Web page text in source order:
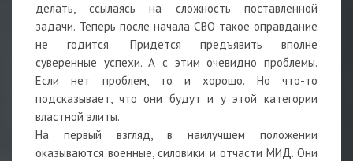
делать, ссылаясь на сложность поставленной
задачи. Теперь после начала СВО такое оправдание
не годится. Придется предъявить вполне
суверенные успехи. А с этим очевидно проблемы.
Если нет проблем, то и хорошо. Но что-то
подсказывает, что они будут и у этой категории
властной элиты.
На первый взгляд, в наилучшем положении
оказываются военные, силовики и отчасти МИД. Они